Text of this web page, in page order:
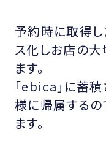
予約時に取得
ス化しお店の
ます。
「ebica」に蓄
様に帰属する
ます。